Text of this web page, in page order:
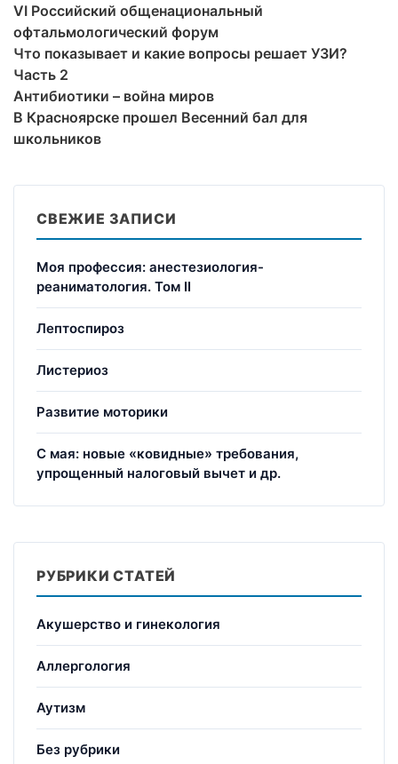
VI Российский общенациональный
офтальмологический форум
Что показывает и какие вопросы решает УЗИ?
Часть 2
Антибиотики – война миров
В Красноярске прошел Весенний бал для
школьников
СВЕЖИЕ ЗАПИСИ
Моя профессия: анестезиология-
реаниматология. Том II
Лептоспироз
Листериоз
Развитие моторики
С мая: новые «ковидные» требования,
упрощенный налоговый вычет и др.
РУБРИКИ СТАТЕЙ
Акушерство и гинекология
Аллергология
Аутизм
Без рубрики